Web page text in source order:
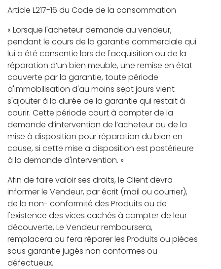
Article L217-16 du Code de la consommation
« Lorsque l'acheteur demande au vendeur,
pendant le cours de la garantie commerciale qui
lui a été consentie lors de l'acquisition ou de la
réparation d’un bien meuble, une remise en état
couverte par la garantie, toute période
d'immobilisation d'au moins sept jours vient
s'ajouter à la durée de la garantie qui restait à
courir. Cette période court à compter de la
demande d’intervention de l’acheteur ou de la
mise à disposition pour réparation du bien en
cause, si cette mise a disposition est postérieure
à la demande d'intervention. »
Afin de faire valoir ses droits, le Client devra
informer le Vendeur, par écrit (mail ou courrier),
de la non- conformité des Produits ou de
l'existence des vices cachés à compter de leur
découverte, Le Vendeur remboursera,
remplacera ou fera réparer les Produits ou pièces
sous garantie jugés non conformes ou
défectueux.